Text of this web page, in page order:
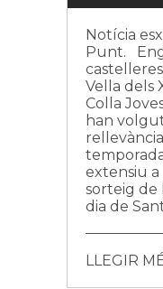
Notícia
Punt.
Vella dels
Colla
han
extensiu a
sorteig de
dia de
LLEGIR